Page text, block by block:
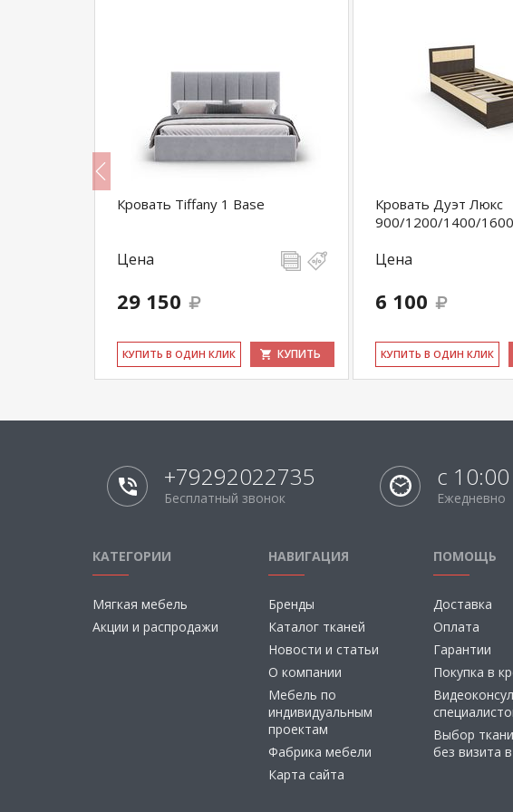
Кровать Tiffany 1 Base
Цена
29 150
КУ­ПИТЬ В ОДИН КЛИК КУПИТЬ
Кровать Дуэт Люкс
900/1200/1400/1600
Цена
6 100
КУ­ПИТЬ В ОДИН КЛИК
+79292022735
Бесплатный звонок
с
Ежедневно
КАТЕГОРИИ
Мягкая мебель
Акции и распродажи
НАВИГАЦИЯ
Бренды
Каталог тканей
Новости и статьи
О компании
Мебель по
индивидуальным
проектам
Фабрика мебели
Карта сайта
ПОМОЩЬ
Доставка
Оплата
Гарантии
Покупка в
Выбор
без визита